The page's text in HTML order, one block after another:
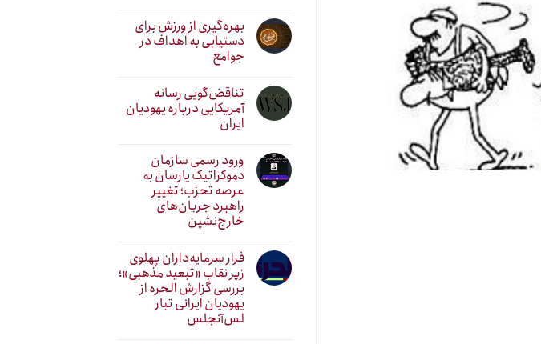
بهره‌گیری از ورزش برای
دستیابی به اهداف در
جوامع
تناقض‌گویی رسانه
آمریکایی درباره یهودیان
ایران
ورود رسمی سازمان
دموکراتیک یارسان به
عرصه تحزب؛ تغییر
راهبرد جریان‌های
خارج‌نشین
فرار سرمایه‌داران پهلوی
زیر نقابِ «تبعید مذهبی»؛
بررسی گزارش الحره از
یهودیان ایرانی تبار
لس‌آنجلس